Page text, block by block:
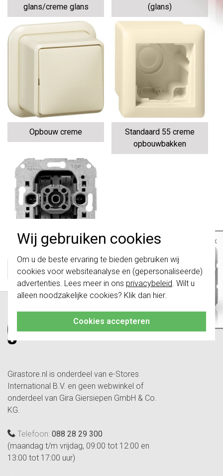
Wij gebruiken cookies
Om u de beste ervaring te bieden gebruiken wij
cookies voor websiteanalyse en (gepersonaliseerde)
advertenties. Lees meer in ons privacybeleid. Wilt u
alleen noodzakelijke cookies? Klik dan hier.
Cookies accepteren
glans/creme glans
(glans)
Opbouw creme
Standaard 55 creme
opbouwbakken
Basiselementen
Girastore.nl is onderdeel van e-Stores
International B.V. en geen webwinkel of
onderdeel van Gira Giersiepen GmbH & Co.
KG.
Telefoon: 088 28 29 300
(maandag t/m vrijdag, 09:00 tot 12:00 en
13:00 tot 17:00 uur)
×
schakelwippen zijn vernieuwd. Ze zijn
niette combineren met de schakelaars
van vóór augustus 2024.
Klik hiervoor meer informatie, zodat je